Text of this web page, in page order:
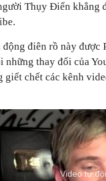
Thụy Điển khẳng
động điên rồ này
thay đổi của
giết chết các kênh
Video tự